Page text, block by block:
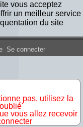
vous acceptez
un meilleur service
du site
Se connecter
pas, utilisez la
vous allez recevoir